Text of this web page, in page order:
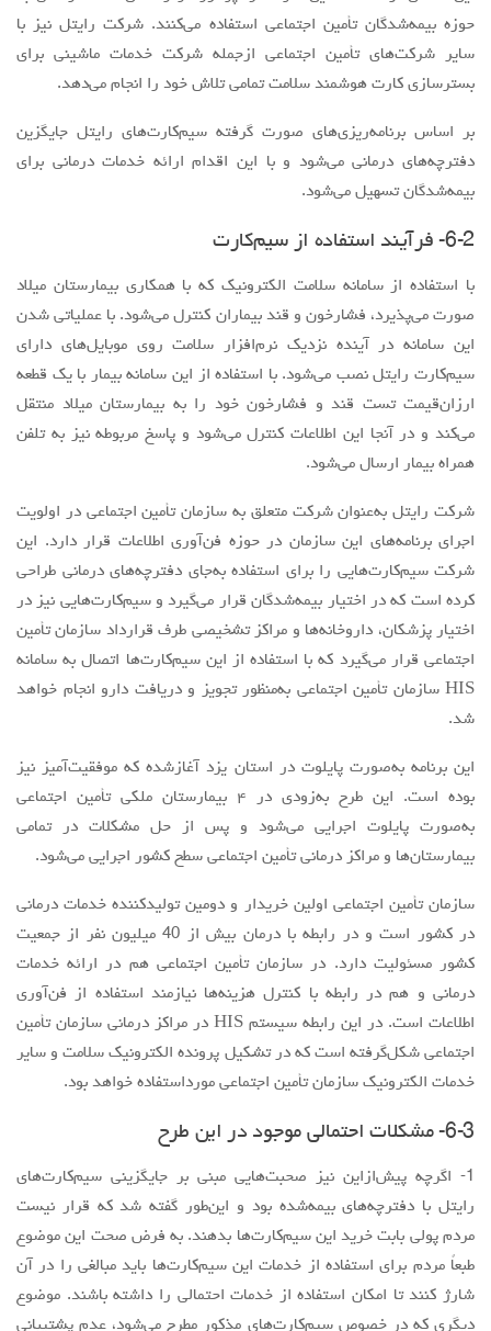
6-2- فرآیند استفاده از سیم‌کارت
با استفاده از سامانه سلامت الکترونیک که با همکاری بیمارستان میلاد
صورت می‌پذیرد، فشارخون و قند بیماران کنترل می‌شود. با عملیاتی شدن
این سامانه در آینده نزدیک نرم‌افزار سلامت روی موبایل‌های دارای
سیم‌کارت رایتل نصب می‌شود. با استفاده از این سامانه بیمار با یک قطعه
ارزان‌قیمت تست قند و فشارخون خود را به بیمارستان میلاد منتقل
همراه بیمار ارسال می‌شود.
شرکت رایتل به‌عنوان شرکت متعلق به سازمان تأمین اجتماعی در اولویت
اجرای برنامه‌های این سازمان در حوزه فن‌آوری اطلاعات قرار دارد. این
شرکت سیم‌کارت‌هایی را برای استفاده به‌جای دفترچه‌های درمانی طراحی
کرده است که در اختیار بیمه‌شدگان قرار می‌گیرد و سیم‌کارت‌هایی نیز در
اختیار پزشکان، داروخانه‌ها و مراکز تشخیصی طرف قرارداد سازمان تأمین
اجتماعی قرار می‌گیرد که با استفاده از این سیم‌کارت‌ها اتصال به سامانه
HIS سازمان تأمین اجتماعی به‌منظور تجویز و دریافت دارو انجام خواهد
این برنامه به‌صورت پایلوت در استان یزد آغازشده که موفقیت‌آمیز نیز
بوده است. این طرح به‌زودی در ۴ بیمارستان ملکی تأمین اجتماعی
به‌صورت پایلوت اجرایی می‌شود و پس از حل مشکلات در تمامی
بیمارستان‌ها و مراکز درمانی تأمین اجتماعی سطح کشور اجرایی می‌شود.
سازمان تأمین اجتماعی اولین خریدار و دومین تولیدکننده خدمات درمانی
درمانی و هم در رابطه با کنترل هزینه‌ها نیازمند استفاده از فن‌آوری
اطلاعات است. در این رابطه سیستم HIS در مراکز درمانی سازمان تأمین
اجتماعی شکل‌گرفته است که در تشکیل پرونده الکترونیک سلامت و سایر
خدمات الکترونیک سازمان تأمین اجتماعی مورداستفاده خواهد بود.
6-3- مشکلات احتمالی موجود در این طرح
1- اگرچه پیش‌ازاین نیز صحبت‌هایی مبنی بر جایگزینی سیم‌کارت‌های
رایتل با دفترچه‌های بیمه‌شده بود و این‌طور گفته شد که قرار نیست
مردم پولی بابت خرید این سیم‌کارت‌ها بدهند. به فرض صحت این موضوع
طبعاً مردم برای استفاده از خدمات این سیم‌کارت‌ها باید مبالغی را در آن
شارژ کنند تا امکان استفاده از خدمات احتمالی را داشته باشند. موضوع
گوشی بخش زیادی از مردم کشور از نسل 3 و بالاتر است. موضوعی که
گوشی‌های جدید نیز بکنند یا نه؟
2- از سوی دیگر رایتل هنوز شبکه فروش و ارائه خدمات به این حجم از
مشترکان در کشور را نیز ندارد.
3- موضوع دیگر به چرایی عدم همکاری سازمان تأمین اجتماعی یا دو